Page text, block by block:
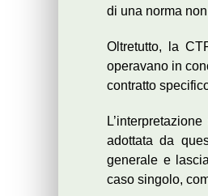
di una norma
Oltretutto, la
operavano in
contratto
adottata da
generale e
caso singolo,